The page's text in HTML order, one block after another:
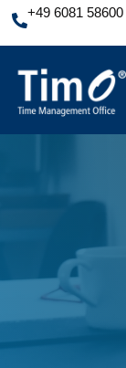
+49 6081 58600